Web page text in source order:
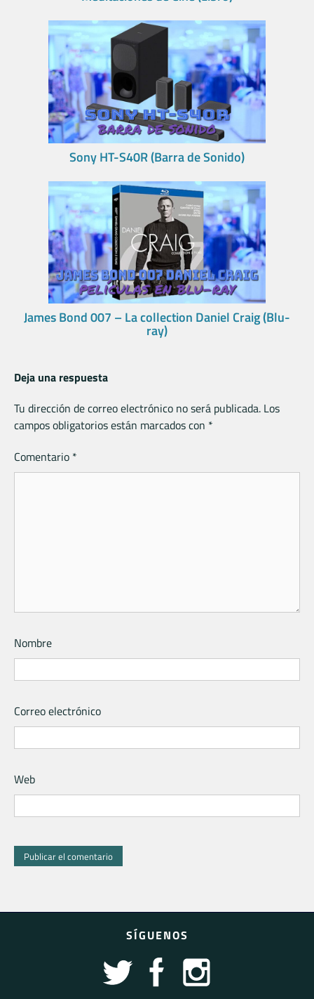
Sony HT-S40R (Barra de Sonido)
James Bond 007 – La collection Daniel Craig (Blu-
ray)
Deja una respuesta
Tu dirección de correo electrónico no será publicada. Los
campos obligatorios están marcados con *
Comentario *
Nombre
Correo electrónico
Web
SÍGUENOS